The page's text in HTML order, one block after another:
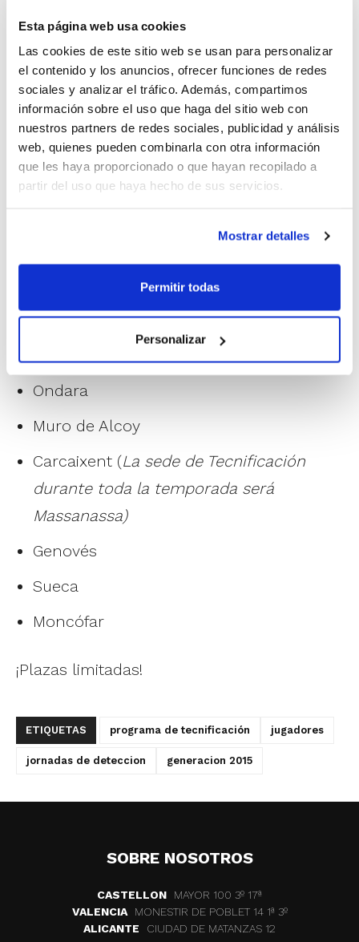
Esta página web usa cookies
Las cookies de este sitio web se usan para personalizar
el contenido y los anuncios, ofrecer funciones de redes
sociales y analizar el tráfico. Además, compartimos
información sobre el uso que haga del sitio web con
nuestros partners de redes sociales, publicidad y análisis
web, quienes pueden combinarla con otra información
que les haya proporcionado o que hayan recopilado a
partir del uso que haya hecho de sus servicios.
Mostrar detalles
Permitir todas
Personalizar
de la que se constituirán los grupos de
trabajo que entrenarán periódicamente
durante toda la temporada en las
diferentes sedes de la Comunitat
Valenciana.
jugador/a y se llevarán a cabo el
30 de noviembreen los siguientes lugares:
Ondara
Muro de Alcoy
Carcaixent (La sede de Tecnificación
durante toda la temporada será
Massanassa)
Genovés
Sueca
Moncófar
¡Plazas limitadas!
ETIQUETAS programa de tecnificación jugadores
jornadas de deteccion generacion 2015
SOBRE NOSOTROS
CASTELLON
MAYOR 100 3º 17ª
VALENCIA
MONESTIR DE POBLET 14 1ª 3º
ALICANTE
CIUDAD DE MATANZAS 12